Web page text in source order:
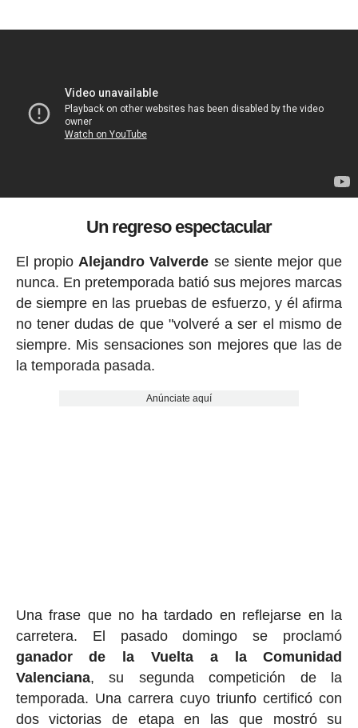
Un regreso espectacular
El propio Alejandro Valverde se siente mejor que
nunca. En pretemporada batió sus mejores marcas
de siempre en las pruebas de esfuerzo, y él afirma
no tener dudas de que "volveré a ser el mismo de
siempre. Mis sensaciones son mejores que las de
la temporada pasada.
Anúnciate aquí
Una frase que no ha tardado en reflejarse en la
carretera. El pasado domingo se proclamó
ganador de la Vuelta a la Comunidad
Valenciana, su segunda competición de la
temporada. Una carrera cuyo triunfo certificó con
dos victorias de etapa en las que mostró su